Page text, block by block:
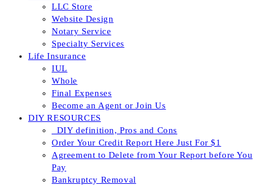
LLC Store
Website Design
Notary Service
Specialty Services
Life Insurance
IUL
Whole
Final Expenses
Become an Agent or Join Us
DIY RESOURCES
_DIY definition, Pros and Cons
Order Your Credit Report Here Just For $1
Agreement to Delete from Your Report before You
Pay
Bankruptcy Removal